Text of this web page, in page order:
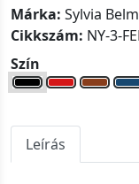
Márka: Sylvia
Cikkszám: NY-3-
Szín
Leírás